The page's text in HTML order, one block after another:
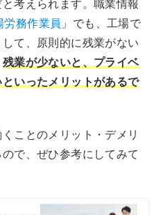
考えられます。職業情報
労務作業員 」でも、工場で
て、原則的に残業がない
残業が少ないと、プライベ
いったメリットがあるで
ことのメリット・デメリ
で、ぜひ参考にしてみて